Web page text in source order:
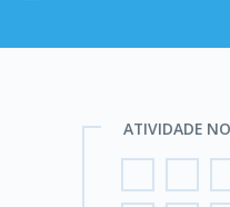
ATIVIDADE